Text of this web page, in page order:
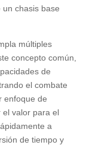
chasis base
múltiples
concepto común,
de
el combate
enfoque de
el valor para el
a
de tiempo y